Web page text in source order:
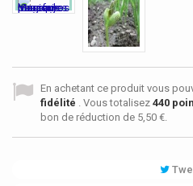
En achetant ce produit vous
fidélité . Vous totalisez 440
bon de réduction de 5,50 €.